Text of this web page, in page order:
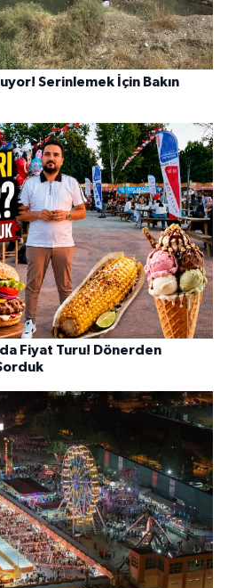
Serinlemek İçin Bakın
Fiyat Turu! Dönerden